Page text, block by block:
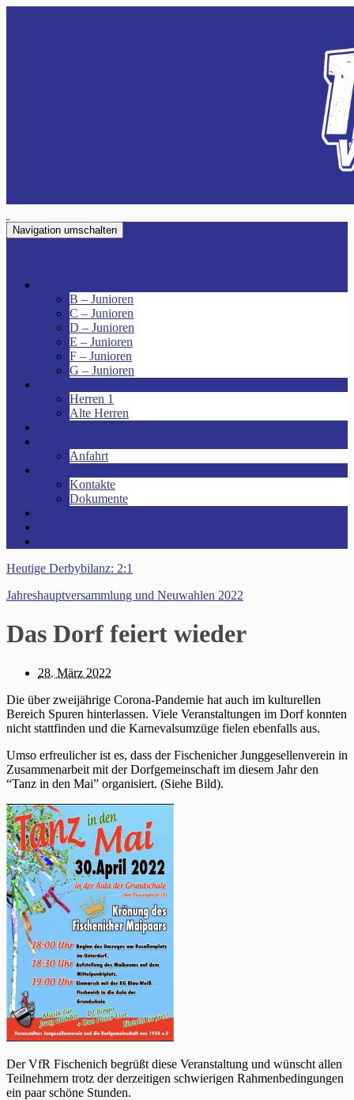
Navigation umschalten
B – Junioren
C – Junioren
D – Junioren
E – Junioren
F – Junioren
G – Junioren
Herren 1
Alte Herren
Anfahrt
Kontakte
Dokumente
Heutige Derbybilanz: 2:1
Jahreshauptversammlung und Neuwahlen 2022
Das Dorf feiert wieder
28. März 2022
Die über zweijährige Corona-Pandemie hat auch im kulturellen
Bereich Spuren hinterlassen. Viele Veranstaltungen im Dorf konnten
nicht stattfinden und die Karnevalsumzüge fielen ebenfalls aus.
Umso erfreulicher ist es, dass der Fischenicher Junggesellenverein in
Zusammenarbeit mit der Dorfgemeinschaft im diesem Jahr den
“Tanz in den Mai” organisiert. (Siehe Bild).
Der VfR Fischenich begrüßt diese Veranstaltung und wünscht allen
Teilnehmern trotz der derzeitigen schwierigen Rahmenbedingungen
ein paar schöne Stunden.